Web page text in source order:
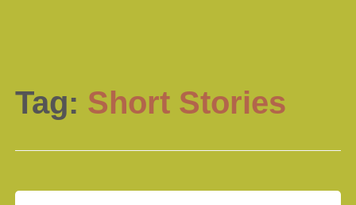
Tag: Short Stories